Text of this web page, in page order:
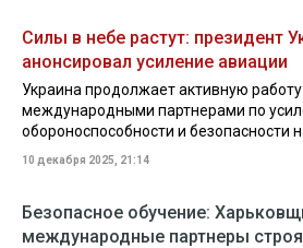
Силы в небе растут: президент
анонсировал усиление авиации
Украина продолжает активную
международными партнерами по
обороноспособности и безопасности
10 декабря 2025, 21:14
Безопасное обучение:
международные партнеры